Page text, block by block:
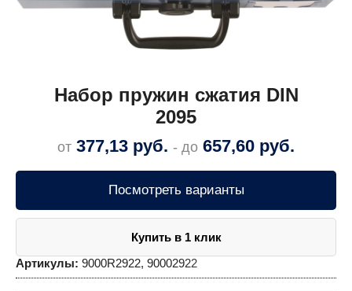
Набор пружин сжатия DIN
2095
от 377,13 руб. - до 657,60 руб.
Посмотреть варианты
Купить в 1 клик
Артикулы: 9000R2922, 90002922